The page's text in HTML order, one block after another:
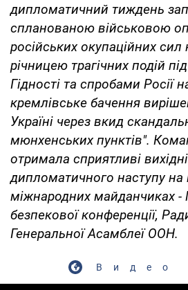
дипломатичний тиждень
спланованою військовою
російських окупаційних сил
річницею трагічних подій
Гідності та спробами Росії
кремлівське бачення
Україні через вкид
мюнхенських пунктів".
отримала сприятливі
дипломатичного наступу
міжнародних майданчиках -
безпекової конференції,
Генеральної Асамблеї ООН.
Видео